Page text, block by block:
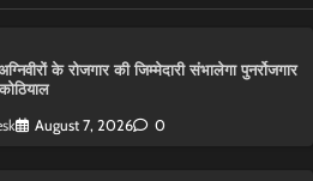
के रोजगार की जिम्मेदारी संभालेगा पुनर्रोजगार
August 7, 2026 0